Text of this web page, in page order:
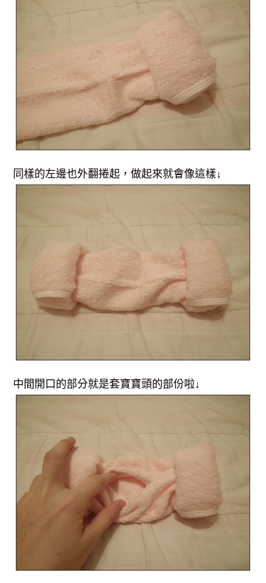
同樣的左邊也外翻捲起，做起來就會像這樣↓
中間開口的部分就是套寶寶頭的部份啦↓